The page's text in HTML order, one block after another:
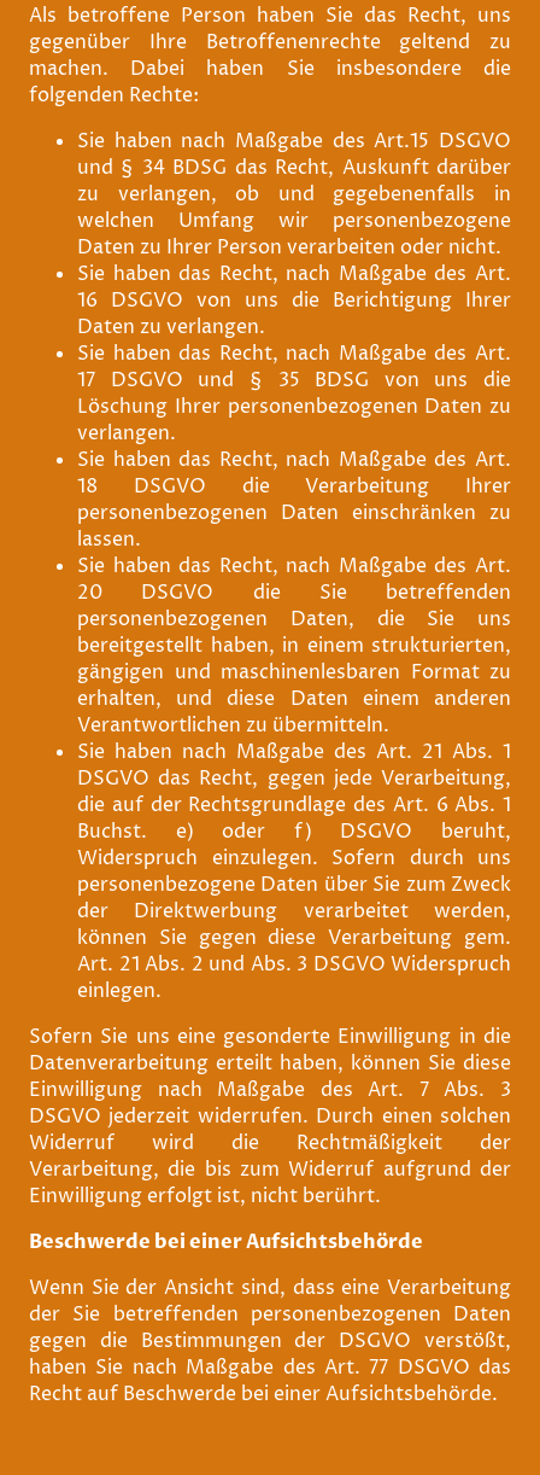
Als betroffene Person haben Sie das Recht, uns
gegenüber Ihre Betroffenenrechte geltend zu
machen. Dabei haben Sie insbesondere die
folgenden Rechte:
Sie haben nach Maßgabe des Art.15 DSGVO
und § 34 BDSG das Recht, Auskunft darüber
zu verlangen, ob und gegebenenfalls in
welchen Umfang wir personenbezogene
Daten zu Ihrer Person verarbeiten oder nicht.
Sie haben das Recht, nach Maßgabe des Art.
16 DSGVO von uns die Berichtigung Ihrer
Daten zu verlangen.
Sie haben das Recht, nach Maßgabe des Art.
17 DSGVO und § 35 BDSG von uns die
Löschung Ihrer personenbezogenen Daten zu
verlangen.
Sie haben das Recht, nach Maßgabe des Art.
18 DSGVO die Verarbeitung Ihrer
personenbezogenen Daten einschränken zu
lassen.
Sie haben das Recht, nach Maßgabe des Art.
20 DSGVO die Sie betreffenden
personenbezogenen Daten, die Sie uns
bereitgestellt haben, in einem strukturierten,
gängigen und maschinenlesbaren Format zu
erhalten, und diese Daten einem anderen
Verantwortlichen zu übermitteln.
Sie haben nach Maßgabe des Art. 21 Abs. 1
DSGVO das Recht, gegen jede Verarbeitung,
die auf der Rechtsgrundlage des Art. 6 Abs. 1
Buchst. e) oder f) DSGVO beruht,
Widerspruch einzulegen. Sofern durch uns
personenbezogene Daten über Sie zum Zweck
der Direktwerbung verarbeitet werden,
können Sie gegen diese Verarbeitung gem.
Art. 21 Abs. 2 und Abs. 3 DSGVO Widerspruch
einlegen.
Sofern Sie uns eine gesonderte Einwilligung in die
Datenverarbeitung erteilt haben, können Sie diese
Einwilligung nach Maßgabe des Art. 7 Abs. 3
DSGVO jederzeit widerrufen. Durch einen solchen
Widerruf wird die Rechtmäßigkeit der
Verarbeitung, die bis zum Widerruf aufgrund der
Einwilligung erfolgt ist, nicht berührt.
Beschwerde bei einer Aufsichtsbehörde
Wenn Sie der Ansicht sind, dass eine Verarbeitung
der Sie betreffenden personenbezogenen Daten
gegen die Bestimmungen der DSGVO verstößt,
haben Sie nach Maßgabe des Art. 77 DSGVO das
Recht auf Beschwerde bei einer Aufsichtsbehörde.